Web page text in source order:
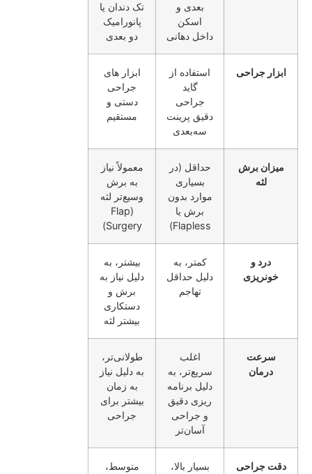
بعدی و
اسکن
داخل دهانی
تک‌ دندان یا
پانورامیک
دو بعدی
ابزار جراحی
استفاده از
گاید
جراحی
دقیق پرینت
سه‌بعدی
ابزار های
جراحی
دستی و
مستقیم
میزان برش
لثه
حداقل (در
بسیاری
موارد بدون
برش یا
Flapless)
معمولاً نیاز
به برش
وسیع‌تر لثه
(Flap
Surgery)
درد و
خونریزی
کمتر، به
دلیل حداقل
تهاجم
بیشتر، به
دلیل نیاز به
برش و
دستکاری
بیشتر لثه
سرعت
درمان
اغلب
سریع‌تر، به
دلیل برنامه‌
ریزی دقیق
و جراحی
آسان‌تر
طولانی‌تر،
به دلیل نیاز
به زمان
بیشتر برای
جراحی
دقت جراحی
بسیار بالا،
متوسط،